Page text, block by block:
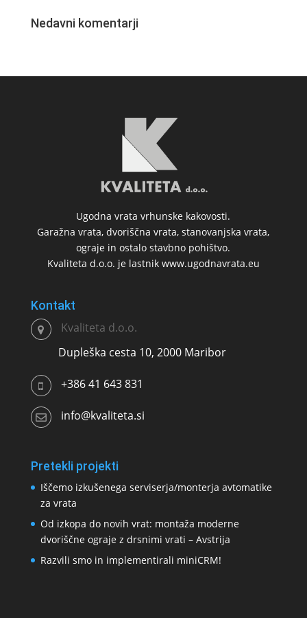
Nedavni komentarji
Ugodna vrata vrhunske kakovosti.
Garažna vrata, dvoriščna vrata, stanovanjska vrata,
ograje in ostalo stavbno pohištvo.
Kvaliteta d.o.o. je lastnik www.ugodnavrata.eu
Kontakt
Kvaliteta d.o.o.
Dupleška cesta 10, 2000 Maribor
+386 41 643 831
info@kvaliteta.si
Pretekli projekti
Iščemo izkušenega serviserja/monterja avtomatike
za vrata
Od izkopa do novih vrat: montaža moderne
dvoriščne ograje z drsnimi vrati – Avstrija
Razvili smo in implementirali miniCRM!